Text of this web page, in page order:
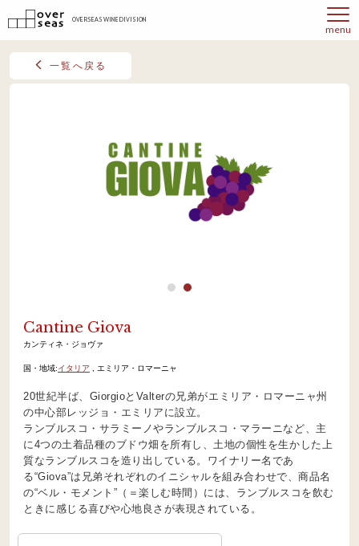
OVERSEAS WINE DIVISION
menu
一覧へ戻る
Cantine Giova
カンティネ・ジョヴァ
国・地域:イタリア , エミリア・ロマーニャ
20世紀半ば、GiorgioとValterの兄弟がエミリア・ロマーニャ州
の中心部レッジョ・エミリアに設立。
ランブルスコ・サラミーノやランブルスコ・マラーニなど、主
に4つの土着品種のブドウ畑を所有し、土地の個性を生かした上
質なランブルスコを造り出している。ワイナリー名であ
る“Giova”は兄弟それぞれのイニシャルを組み合わせで、商品名
の“ベル・モメント”（＝楽しむ時間）には、ランブルスコを飲む
ときに感じる喜びや心地良さが表現されている。